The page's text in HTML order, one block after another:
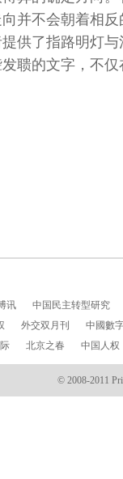
并不会朝着相
供了指路明灯
聩的文字，不
讯
中国民主转型研究
外交双月刊
中國數
北京之春 中国人权
© 2008-2011